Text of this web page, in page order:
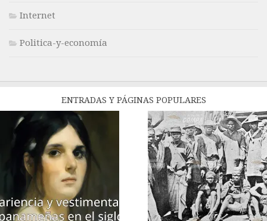
Internet
Politica-y-economía
ENTRADAS Y PÁGINAS POPULARES